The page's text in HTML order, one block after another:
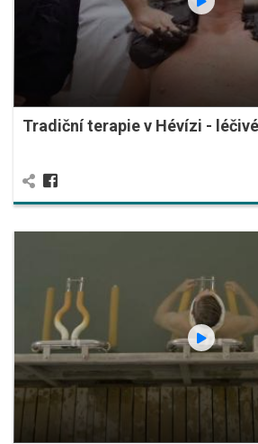
Tradiční terapie v Hévízi -